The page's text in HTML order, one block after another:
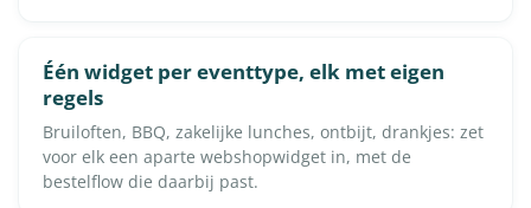
Één widget per eventtype, elk met eigen
regels
Bruiloften, BBQ, zakelijke lunches, ontbijt, drankjes: zet
voor elk een aparte webshopwidget in, met de
bestelflow die daarbij past.